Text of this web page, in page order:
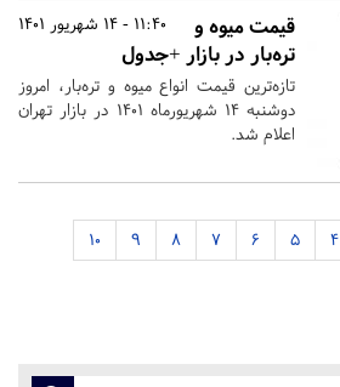
11:40 - 14 شهریور 1401
قیمت‌ میوه و
تره‌بار در بازار +جدول
تازه‌ترین قیمت انواع میوه و تره‌بار، امروز
دوشنبه ۱۴ شهریورماه ۱۴۰۱ در بازار تهران
اعلام شد.
4
5
6
7
8
9
10